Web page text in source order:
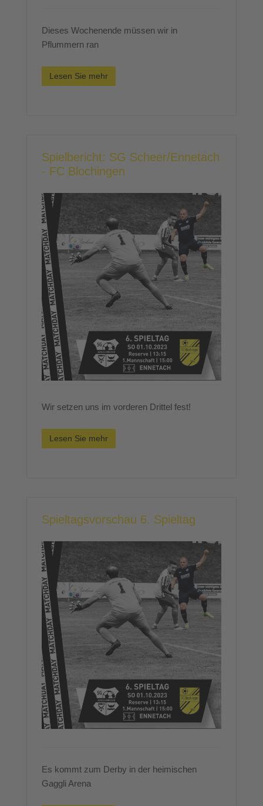
Dieses Wochenende müssen wir in
Pflummern ran
Lesen Sie mehr
Spielbericht: SG Scheer/Ennetach
- FC Blochingen
Wir setzen uns im vorderen Drittel fest!
Lesen Sie mehr
Spieltagsvorschau 6. Spieltag
Es kommt zum Derby in der heimischen
Gaggli Arena